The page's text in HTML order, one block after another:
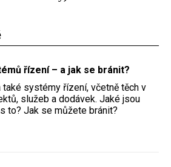
řízení – a jak se bránit?
také systémy řízení, včetně těch v
služeb a dodávek. Jaké jsou
to? Jak se můžete bránit?